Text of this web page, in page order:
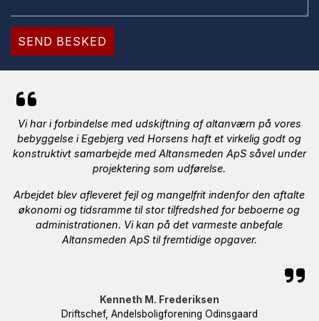
Vi har i forbindelse med udskiftning af altanværn på vores
bebyggelse i Egebjerg ved Horsens haft et virkelig godt og
konstruktivt samarbejde med Altansmeden ApS såvel under
projektering som udførelse.
Arbejdet blev afleveret fejl og mangelfrit indenfor den aftalte
økonomi og tidsramme til stor tilfredshed for beboerne og
administrationen. Vi kan på det varmeste anbefale
Altansmeden ApS til fremtidige opgaver.
Kenneth M. Frederiksen
Driftschef, Andelsboligforening Odinsgaard